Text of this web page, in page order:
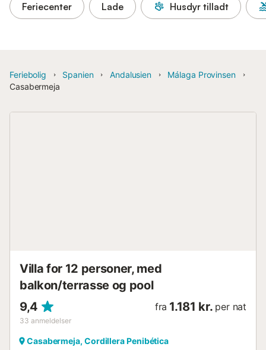
Feriecenter Lade Husdyr tilladt
Feriebolig Spanien Andalusien
Málaga Provinsen
Casabermeja
Villa for 12 personer, med
balkon/terrasse og pool
9,4
33 anmeldelser
fra 1.181 kr. per nat
Casabermeja, Cordillera Penibética